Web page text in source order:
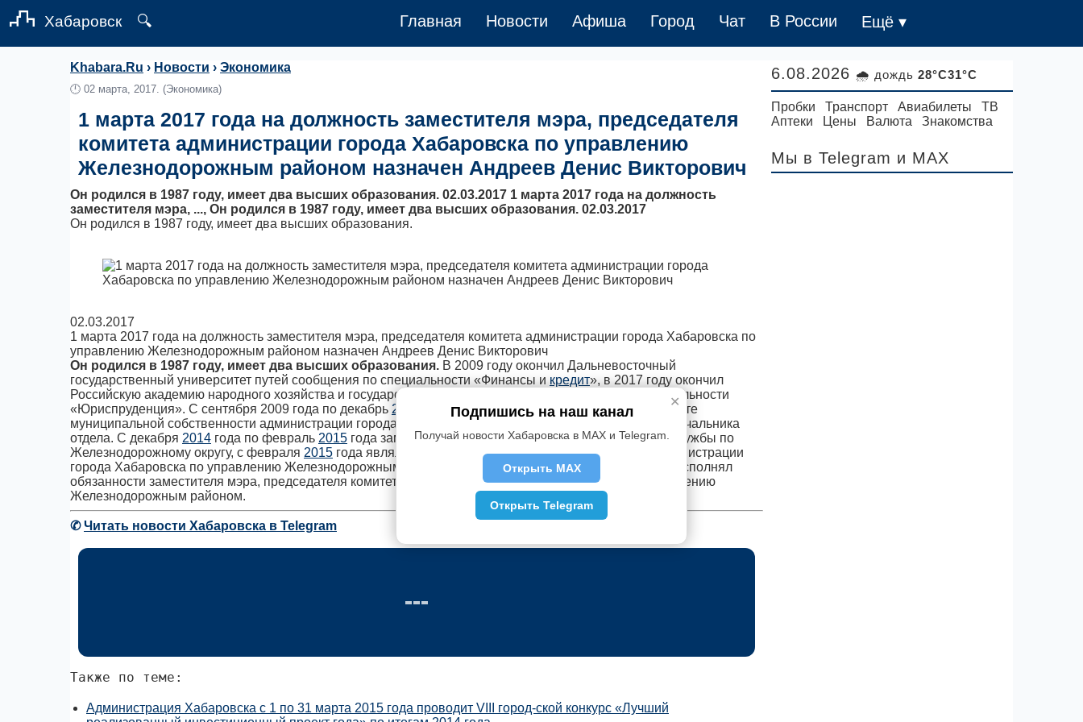
Хабаровск 🔍 Главная Новости Афиша Город Чат В России Ещё ▾
Khabara.Ru › Новости › Экономика
🕛 02 марта, 2017. (Экономика)
1 марта 2017 года на должность заместителя мэра, председателя
комитета администрации города Хабаровска по управлению
Железнодорожным районом назначен Андреев Денис Викторович
Он родился в 1987 году, имеет два высших образования. 02.03.2017 1 марта 2017 года на должность
заместителя мэра, ..., Он родился в 1987 году, имеет два высших образования. 02.03.2017
Он родился в 1987 году, имеет два высших образования.
02.03.2017
1 марта 2017 года на должность заместителя мэра, председателя комитета администрации города Хабаровска по
управлению Железнодорожным районом назначен Андреев Денис Викторович
Он родился в 1987 году, имеет два высших образования. В 2009 году окончил Дальневосточный
государственный университет путей сообщения по специальности «Финансы и кредит», в 2017 году окончил
Российскую академию народного хозяйства и государственной службы при президенте РФ по специальности
«Юриспруденция». С сентября 2009 года по декабрь 2014
года Денис Андреев работал в департаменте
муниципальной собственности администрации города Хабаровска, прошел путь от специалиста до начальника
отдела. С декабря 2014 года по февраль 2015 года замещал должность начальника экономической службы по
Железнодорожному округу, с февраля 2015 года являлся заместителем председателя комитета администрации
города Хабаровска по управлению Железнодорожным районом по экономике, а с апреля
года исполнял
обязанности заместителя мэра, председателя комитета администрации города Хабаровска по управлению
Железнодорожным районом.
✆Читать новости Хабаровска в Telegram
Также по теме:
Администрация Хабаровска с 1 по 31 марта 2015 года проводит VIII город-ской конкурс «Лучший
✕
Подпишись на наш канал
Получай новости Хабаровска в MAX и Telegram.
Открыть MAX
Открыть Telegram
6.08.2026 🌧 дождь 28°C31°C
Пробки Транспорт Авиабилеты
ТВ
Аптеки
Цены Валюта Знакомства
Мы в Telegram и MAX